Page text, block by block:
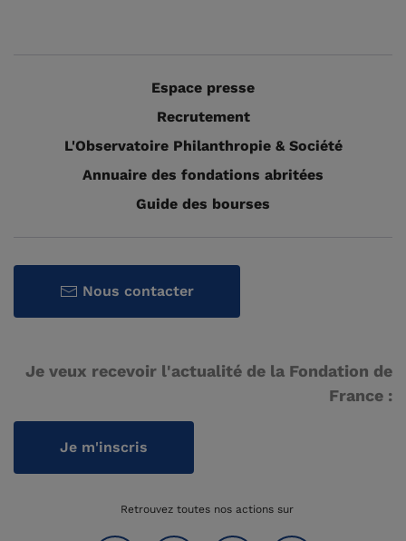
Espace presse
Recrutement
L'Observatoire Philanthropie & Société
Annuaire des fondations abritées
Guide des bourses
Nous contacter
Je veux recevoir l'actualité de la Fondation de
France :
Je m'inscris
Retrouvez toutes nos actions sur